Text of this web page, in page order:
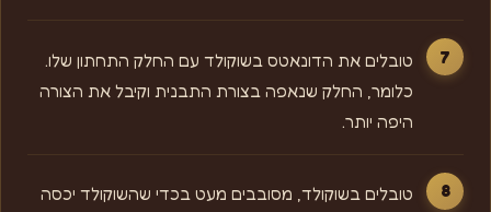
טובלים את הדונאטס בשוקולד עם החלק התחתון שלו.
כלומר, החלק שנאפה בצורת התבנית וקיבל את הצורה
היפה יותר.
טובלים בשוקולד, מסובבים מעט בכדי שהשוקולד יכסה